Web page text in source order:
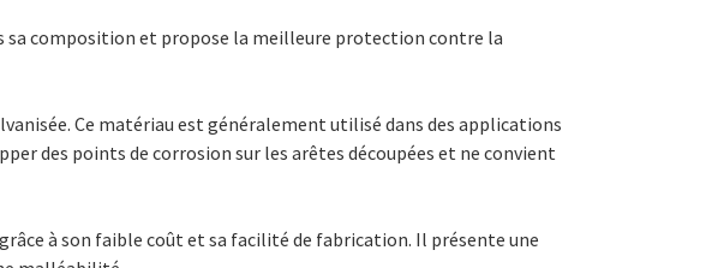
sa composition et propose la meilleure protection contre la
Ce matériau est généralement utilisé dans des applications
des points de corrosion sur les arêtes découpées et ne convient
à son faible coût et sa facilité de fabrication. Il présente une